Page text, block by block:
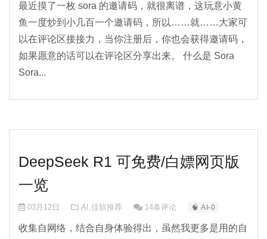
最近摸了一枚 sora 的邀请码，就很离谱，这玩意小黄
鱼一度炒到小几百一个邀请码，所以……就……大家可
以在评论区接接力，当你注册后，你也会获得邀请码，
如果愿意的话可以在评论区分享出来。 什么是 Sora
Sora...
DeepSeek R1 可免费/白嫖网页版
一览
03月12日 AI ,佳软推荐 14条评论 🧠 AI-0
收集自网络，结合自身体验得出，虽然我更多是用的自